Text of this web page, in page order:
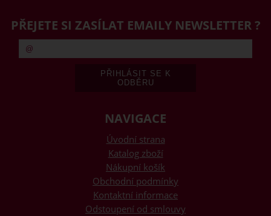
PŘEJETE SI ZASÍLAT EMAILY NEWSLETTER ?
NAVIGACE
Úvodní strana
Katalog zboží
Nákupní košík
Obchodní podmínky
Kontaktní informace
Odstoupení od smlouvy